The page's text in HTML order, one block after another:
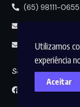
Utilizamos
experiência
Aceitar
(65) 98111-0655
Seguir